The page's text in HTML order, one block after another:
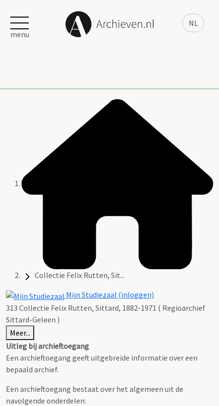
NL
menu
Collectie Felix Rutten, Sit...
Mijn Studiezaal (inloggen)
313 Collectie Felix Rutten, Sittard, 1882-1971 ( Regioarchief
Sittard-Geleen )
Meer...
Uitleg bij archieftoegang
Een archieftoegang geeft uitgebreide informatie over een
bepaald archief.
Een archieftoegang bestaat over het algemeen uit de
navolgende onderdelen: